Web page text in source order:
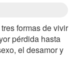
formas de vivir
pérdida hasta
el desamor y